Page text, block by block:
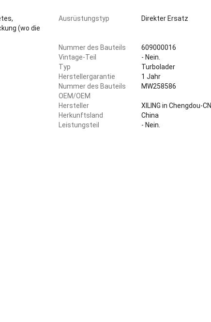
(wo die
Ausrüstungstyp Direkter Ersatz
Nummer des Bauteils
609000016
Vintage-Teil
- Nein.
Typ
Turbolader
Herstellergarantie
1 Jahr
Nummer des Bauteils
OEM/OEM
MW258586
Hersteller
XILING in Chengdou-CN
Herkunftsland
China
Leistungsteil - Nein.